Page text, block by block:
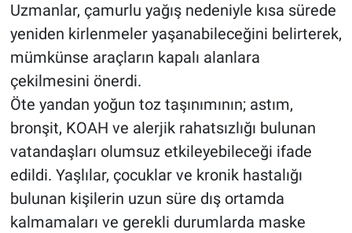
Uzmanlar, çamurlu yağış nedeniyle kısa sürede
yeniden kirlenmeler yaşanabileceğini belirterek,
mümkünse araçların kapalı alanlara
çekilmesini önerdi.
Öte yandan yoğun toz taşınımının; astım,
bronşit, KOAH ve alerjik rahatsızlığı bulunan
vatandaşları olumsuz etkileyebileceği ifade
edildi. Yaşlılar, çocuklar ve kronik hastalığı
bulunan kişilerin uzun süre dış ortamda
kalmamaları ve gerekli durumlarda maske